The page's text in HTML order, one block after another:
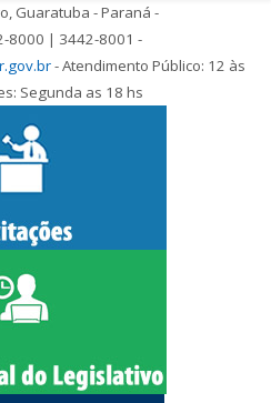
Guaratuba - Paraná -
8000 | 3442-8001 -
- Atendimento Público: 12 às
Segunda as 18 hs